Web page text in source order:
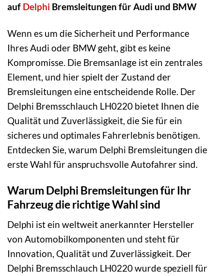
auf Delphi Bremsleitungen für Audi und BMW
Wenn es um die Sicherheit und Performance
Ihres Audi oder BMW geht, gibt es keine
Kompromisse. Die Bremsanlage ist ein zentrales
Element, und hier spielt der Zustand der
Bremsleitungen eine entscheidende Rolle. Der
Delphi Bremsschlauch LH0220 bietet Ihnen die
Qualität und Zuverlässigkeit, die Sie für ein
sicheres und optimales Fahrerlebnis benötigen.
Entdecken Sie, warum Delphi Bremsleitungen die
erste Wahl für anspruchsvolle Autofahrer sind.
Warum Delphi Bremsleitungen für Ihr
Fahrzeug die richtige Wahl sind
Delphi ist ein weltweit anerkannter Hersteller
von Automobilkomponenten und steht für
Innovation, Qualität und Zuverlässigkeit. Der
Delphi Bremsschlauch LH0220 wurde speziell für